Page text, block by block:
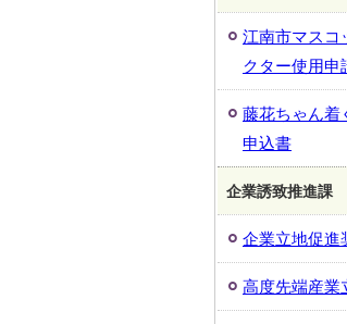
江南市マスコ
クター使用申
藤花ちゃん着
申込書
企業誘致推進課
企業立地促進
高度先端産業